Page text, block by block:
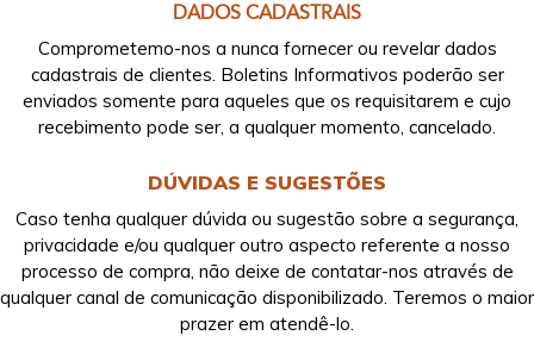
DADOS CADASTRAIS
Comprometemo-nos a nunca fornecer ou revelar dados
cadastrais de clientes. Boletins Informativos poderão ser
enviados somente para aqueles que os requisitarem e cujo
recebimento pode ser, a qualquer momento, cancelado.
DÚVIDAS E SUGESTÕES
Caso tenha qualquer dúvida ou sugestão sobre a segurança,
privacidade e/ou qualquer outro aspecto referente a nosso
processo de compra, não deixe de contatar-nos através de
qualquer canal de comunicação disponibilizado. Teremos o maior
prazer em atendê-lo.